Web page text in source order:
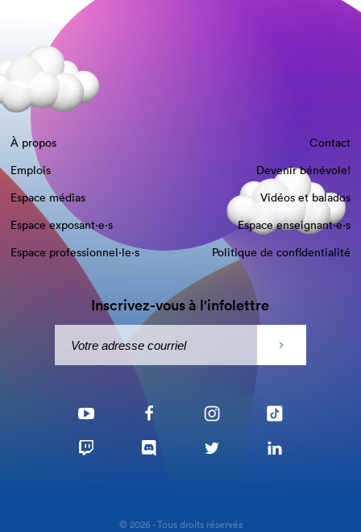
À propos
Contact
Emplois
Devenir bénévole!
Espace médias
Vidéos et balados
Espace exposant·e⋅s
Espace enseignant·e⋅s
Espace professionnel·le⋅s
Politique de confidentialité
Inscrivez-vous à l'infolettre
© 2026 - Tous droits réservés